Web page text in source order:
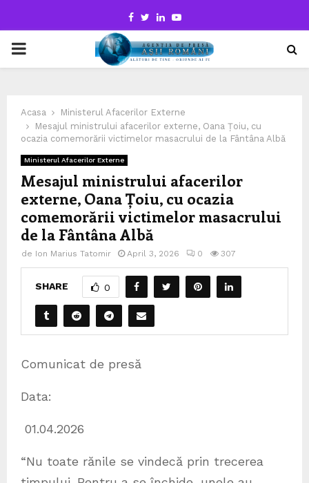
Facebook
TwitterLinkedinYoutube
PRIMARY
Acasa
Ministerul Afacerilor Externe
Mesajul ministrului afacerilor externe, Oana Țoiu, cu
ocazia comemorării victimelor masacrului de la Fântâna Albă
Ministerul Afacerilor Externe
Mesajul ministrului afacerilor
externe, Oana Țoiu, cu ocazia
comemorării victimelor masacrului
de la Fântâna Albă
de Ion Marius Tatomir April 3, 2026 0 307
SHARE 0
Comunicat de presă
Data:
01.04.2026
“Nu toate rănile se vindecă prin trecerea